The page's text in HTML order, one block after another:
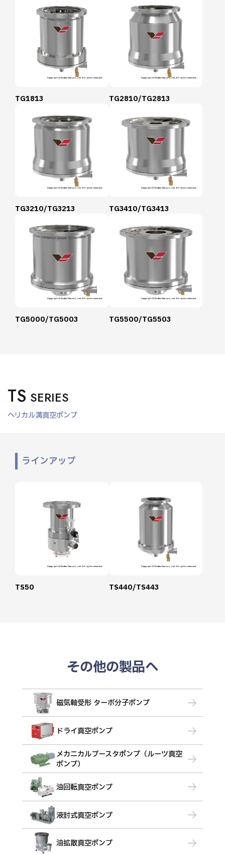
TG1813 TG2810/TG2813
TG3210/TG3213 TG3410/TG3413
TG5000/TG5003 TG5500/TG5503
TS SERIES
ヘリカル溝真空ポンプ
ラインアップ
TS50 TS440/TS443
その他の製品へ
磁気軸受形 ターボ分子ポンプ
ドライ真空ポンプ
メカニカルブースタポンプ（ルーツ真空
ポンプ）
油回転真空ポンプ
液封式真空ポンプ
油拡散真空ポンプ